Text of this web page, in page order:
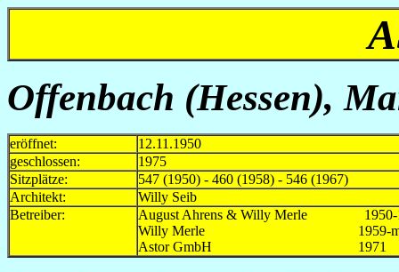
Offenbach (Hessen),
eröffnet:
12.11.1950
geschlossen:
1975
Sitzplätze:
547 (1950) - 460 (1958) - 546 (1967)
Architekt:
Willy Seib
Betreiber:
August Ahrens & Willy Merle 1950-
Willy Merle 1959-
Astor GmbH 1971